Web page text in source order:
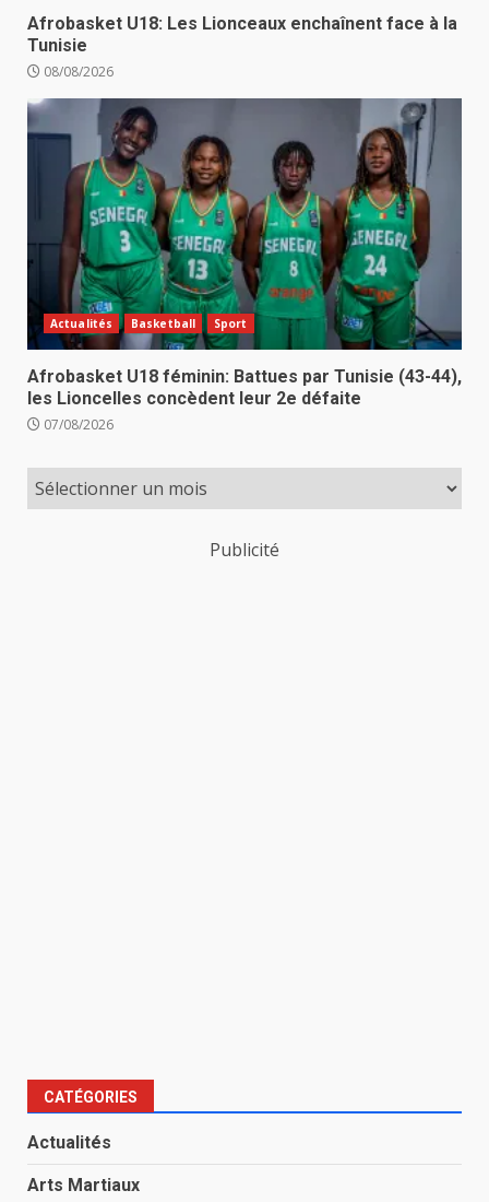
Afrobasket U18: Les Lionceaux enchaînent face à la
Tunisie
08/08/2026
Actualités Basketball Sport
Afrobasket U18 féminin: Battues par Tunisie (43-44),
les Lioncelles concèdent leur 2e défaite
07/08/2026
Publicité
CATÉGORIES
Actualités
Arts Martiaux